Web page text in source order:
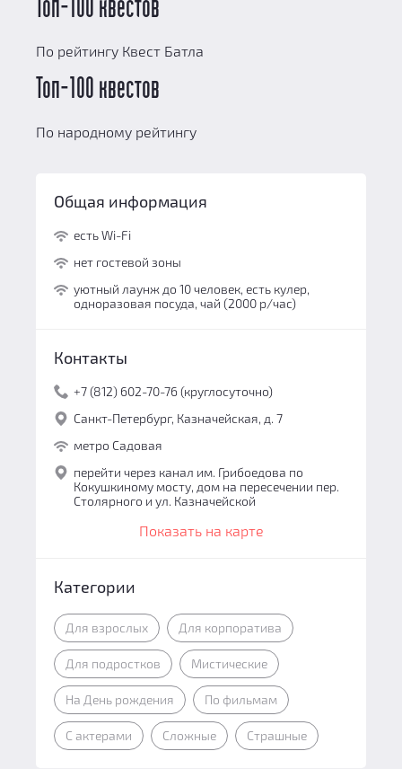
Топ-100 квестов
По рейтингу Квест Батла
Топ-100 квестов
По народному рейтингу
Общая информация
есть Wi-Fi
нет гостевой зоны
уютный лаунж до 10 человек, есть кулер,
одноразовая посуда, чай (2000 р/час)
Контакты
+7 (812) 602-70-76 (круглосуточно)
Санкт-Петербург, Казначейская, д. 7
метро Садовая
перейти через канал им. Грибоедова по
Кокушкиному мосту, дом на пересечении пер.
Столярного и ул. Казначейской
Показать на карте
Категории
Для взрослых Для корпоратива
Для подростков Мистические
На День рождения По фильмам
С актерами Сложные Страшные